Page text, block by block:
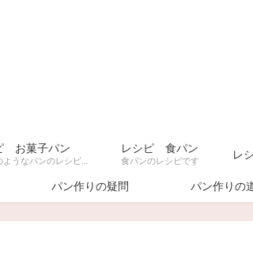
お菓子パン
甘いお菓子のようなパンのレシピです
レシピ 食パン
食パンのレシピです
レ
パン作りの疑問 パン作りの